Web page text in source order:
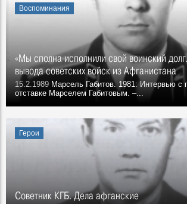
Воспоминания
«Мы сполна исполнили свой воинский
вывода советских войск из Афганистана
15.2.1989 Марсель Габитов. 1981: Интервью с
отставке Марселем Габитовым. –...
Герои
Советник КГБ. Дела афганские